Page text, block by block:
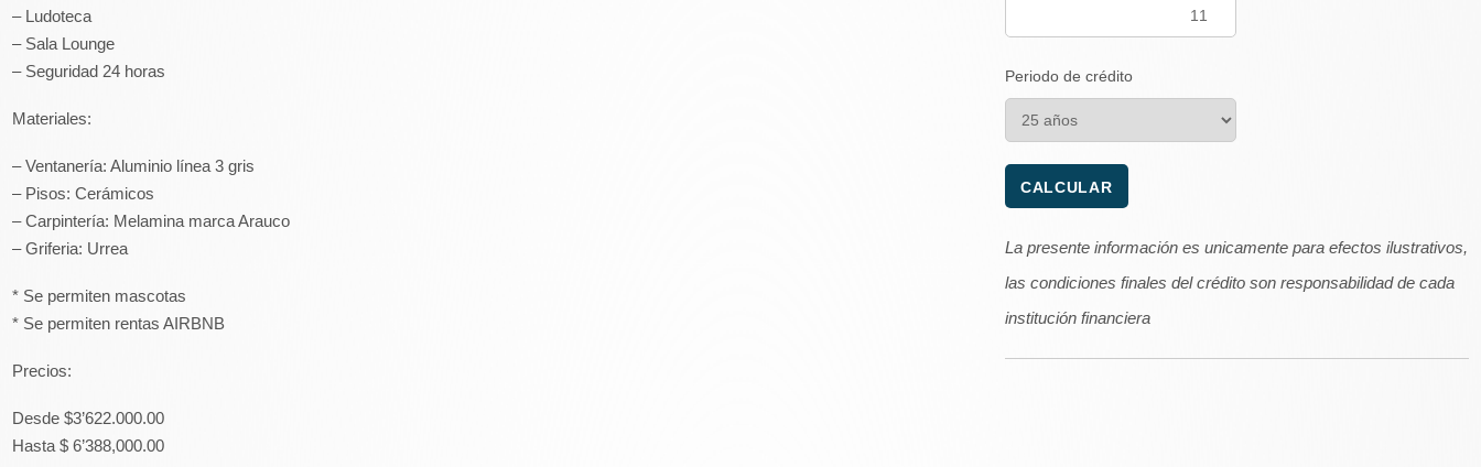
– Ludoteca
– Sala Lounge
– Seguridad 24 horas
Materiales:
– Ventanería: Aluminio línea 3 gris
– Pisos: Cerámicos
– Carpintería: Melamina marca Arauco
– Griferia: Urrea
* Se permiten mascotas
* Se permiten rentas AIRBNB
Precios:
Desde $3’622.000.00
Hasta $ 6’388,000.00
Periodo de crédito
La presente información es unicamente para efectos ilustrativos,
las condiciones finales del crédito son responsabilidad de cada
institución financiera